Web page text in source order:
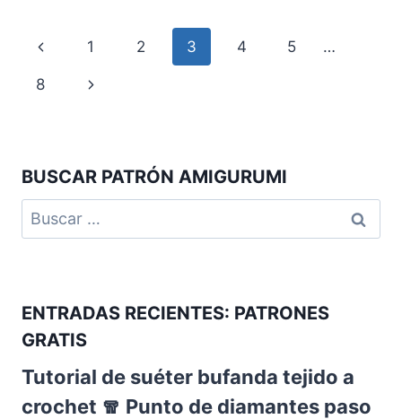
1 2 3 4 5 …
8
BUSCAR PATRÓN AMIGURUMI
ENTRADAS RECIENTES: PATRONES
GRATIS
Tutorial de suéter bufanda tejido a
crochet 🧣 Punto de diamantes paso